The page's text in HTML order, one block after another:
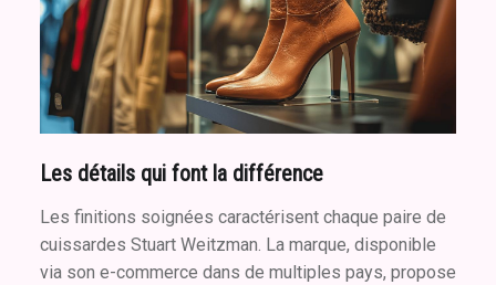
Les détails qui font la différence
Les finitions soignées caractérisent chaque paire de
cuissardes Stuart Weitzman. La marque, disponible
via son e-commerce dans de multiples pays, propose